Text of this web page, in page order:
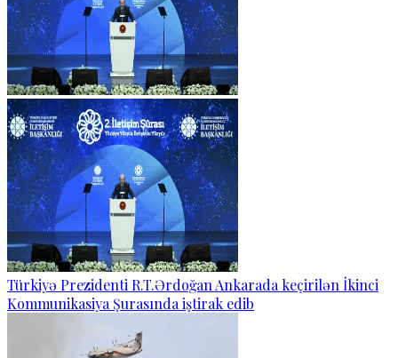
Türkiyə Prezidenti R.T.Ərdoğan Ankarada keçirilən İkinci
Kommunikasiya Şurasında iştirak edib